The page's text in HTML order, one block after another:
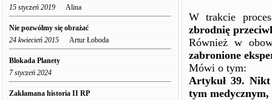
15 styczeń 2019 Alina
Nie pozwólmy się obrażać
24 kwiecień 2015 Artur Łoboda
Blokada Planety
7 styczeń 2024
Zakłamana historia II RP
W trakcie
zbrodnię
Również w
zabronione
Mówi o tym:
Artykuł 39. Nikt
tym